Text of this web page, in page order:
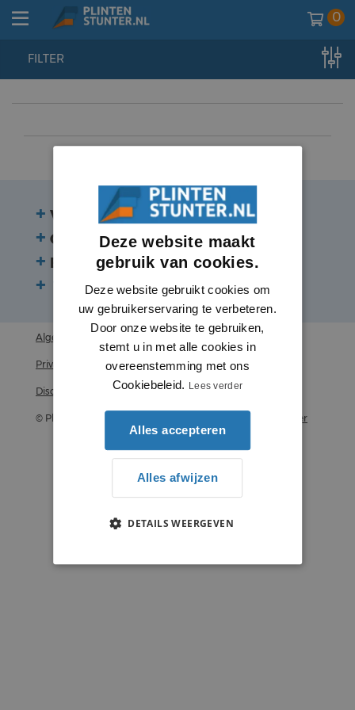
0
home //
FILTER
Veelgestelde vragen
Contact
Beoordelingen
Volg ons:
Algemene voorwaarden
Privacy statement
Disclaimer
© Plintenstunter 2026 Profielenstunter
Deze website maakt
gebruik van cookies.
Deze website gebruikt cookies om
uw gebruikerservaring te verbeteren.
Door onze website te gebruiken,
stemt u in met alle cookies in
overeenstemming met ons
Cookiebeleid. Lees verder
Alles accepteren
Alles afwijzen
DETAILS WEERGEVEN